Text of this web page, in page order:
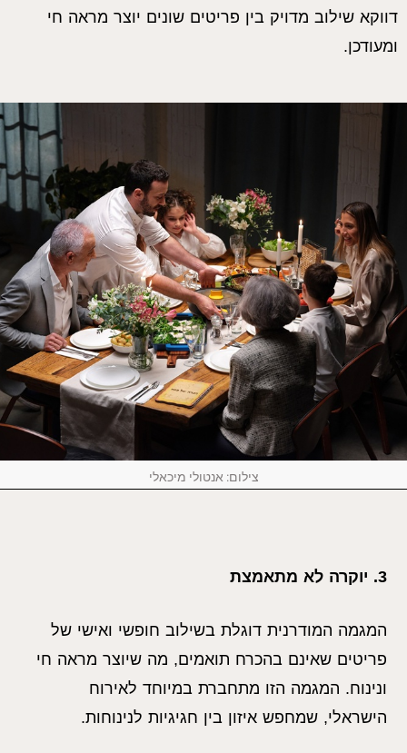
צילום: אנטולי מיכאלי
דווקא שילוב מדויק בין פריטים שונים יוצר מראה חי
ומעודכן.
3. יוקרה לא מתאמצת
המגמה המודרנית דוגלת בשילוב חופשי ואישי של
פריטים שאינם בהכרח תואמים, מה שיוצר מראה חי
ונינוח. המגמה הזו מתחברת במיוחד לאירוח
הישראלי, שמחפש איזון בין חגיגיות לנינוחות.